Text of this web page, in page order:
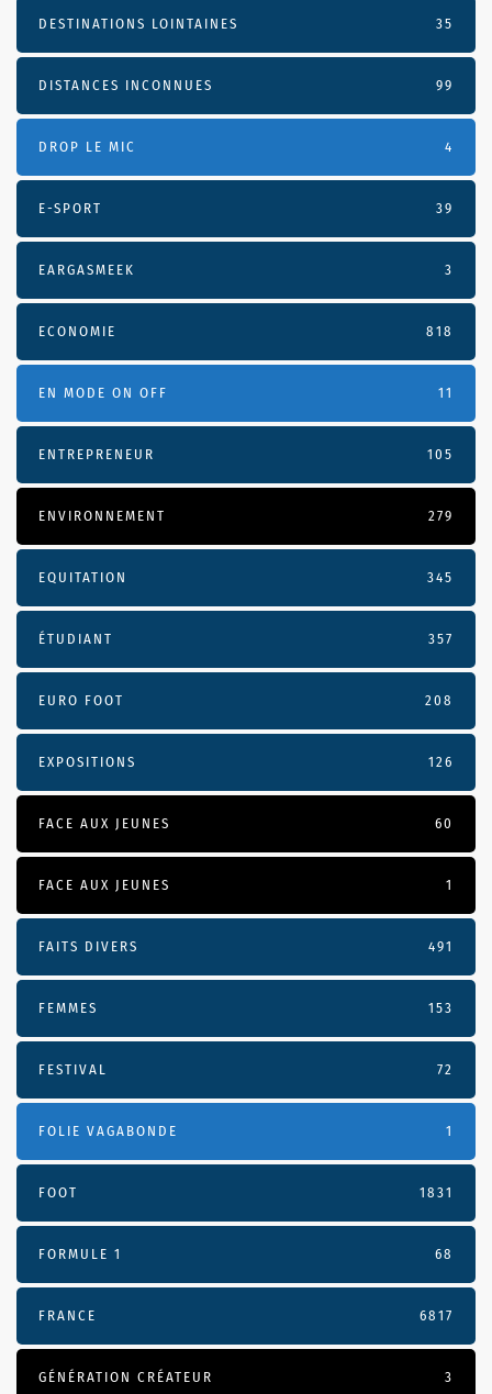
DESTINATIONS LOINTAINES 35
DISTANCES INCONNUES 99
DROP LE MIC 4
E-SPORT 39
EARGASMEEK 3
ECONOMIE 818
EN MODE ON OFF 11
ENTREPRENEUR 105
ENVIRONNEMENT 279
EQUITATION 345
ÉTUDIANT 357
EURO FOOT 208
EXPOSITIONS 126
FACE AUX JEUNES 60
FACE AUX JEUNES 1
FAITS DIVERS 491
FEMMES 153
FESTIVAL 72
FOLIE VAGABONDE 1
FOOT 1831
FORMULE 1 68
FRANCE 6817
GÉNÉRATION CRÉATEUR 3